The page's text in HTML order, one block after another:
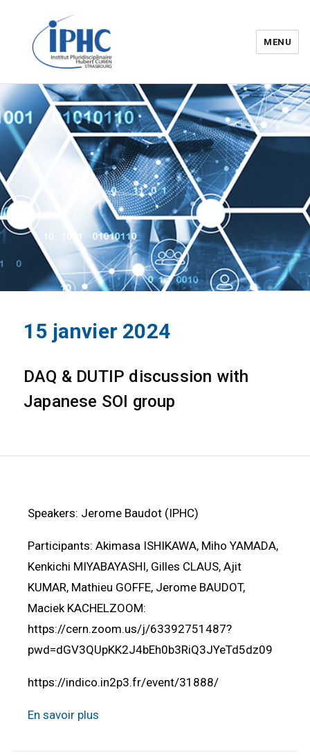
Institut pluridisciplinaire Hubert
Curien – IPHC
MENU
15 janvier 2024
DAQ & DUTIP discussion with
Japanese SOI group
Speakers: Jerome Baudot (IPHC)
Participants: Akimasa ISHIKAWA, Miho YAMADA,
Kenkichi MIYABAYASHI, Gilles CLAUS, Ajit
KUMAR, Mathieu GOFFE, Jerome BAUDOT,
Maciek KACHELZOOM:
https://cern.zoom.us/j/63392751487?
pwd=dGV3QUpKK2J4bEh0b3RiQ3JYeTd5dz09
https://indico.in2p3.fr/event/31888/
En savoir plus